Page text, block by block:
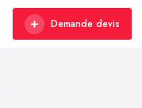
Demande devis